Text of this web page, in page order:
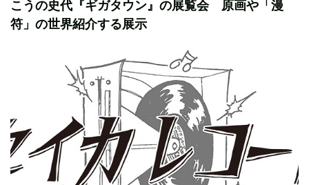
こうの史代『ギガタウン』の展覧会 原画や「漫
符」の世界紹介する展示